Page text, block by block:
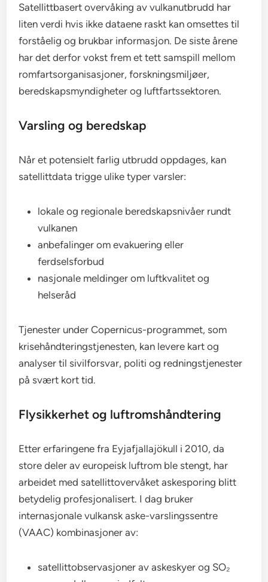
Satellittbasert overvåking av vulkanutbrudd har
liten verdi hvis ikke dataene raskt kan omsettes til
forståelig og brukbar informasjon. De siste årene
har det derfor vokst frem et tett samspill mellom
romfartsorganisasjoner, forskningsmiljøer,
beredskapsmyndigheter og luftfartssektoren.
Varsling og beredskap
Når et potensielt farlig utbrudd oppdages, kan
satellittdata trigge ulike typer varsler:
lokale og regionale beredskapsnivåer rundt
vulkanen
anbefalinger om evakuering eller
ferdselsforbud
nasjonale meldinger om luftkvalitet og
helseråd
Tjenester under Copernicus-programmet, som
krisehåndteringstjenesten, kan levere kart og
analyser til sivilforsvar, politi og redningstjenester
på svært kort tid.
Flysikkerhet og luftromshåndtering
Etter erfaringene fra Eyjafjallajökull i 2010, da
store deler av europeisk luftrom ble stengt, har
arbeidet med satellittovervåket askesporing blitt
betydelig profesjonalisert. I dag bruker
internasjonale vulkansk aske-varslingssentre
(VAAC) kombinasjoner av:
satellittobservasjoner av askeskyer og SO₂